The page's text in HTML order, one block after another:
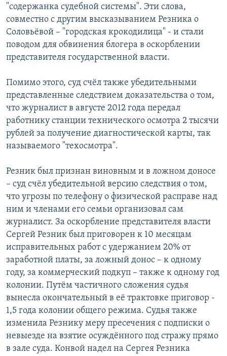
"содержанка судебной системы". Эти слова,
совместно с другим высказыванием Резника о
Соловьёвой – "городская крокодилица" - и стали
поводом для обвинения блогера в оскорблении
представителя государственной власти.
Помимо этого, суд счёл также убедительными
представленные следствием доказательства о том,
что журналист в августе 2012 года передал
работнику станции технического осмотра 2 тысячи
рублей за получение диагностической карты, так
называемого "техосмотра".
Резник был признан виновным и в ложном доносе
– суд счёл убедительной версию следствия о том,
что угрозы по телефону о физической расправе над
ним и членами его семьи организовал сам
журналист. За оскорбление представителя власти
Сергей Резник был приговорен к 10 месяцам
исправительных работ с удержанием 20% от
заработной платы, за ложный донос – к одному
году, за коммерческий подкуп – также к одному год
колонии. Путём частичного сложения судья
вынесла окончательный в её трактовке приговор -
1,5 года колонии общего режима. Судья также
изменила Резнику меру пресечения с подписки о
невыезде на взятие осуждённого под стражу прямо
в зале суда. Конвой надел на Сергея Резника